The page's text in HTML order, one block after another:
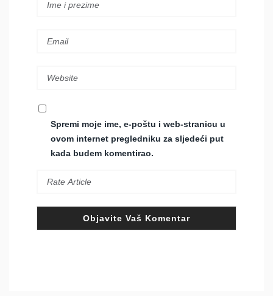
Spremi moje ime, e-poštu i web-stranicu u
ovom internet pregledniku za sljedeći put
kada budem komentirao.